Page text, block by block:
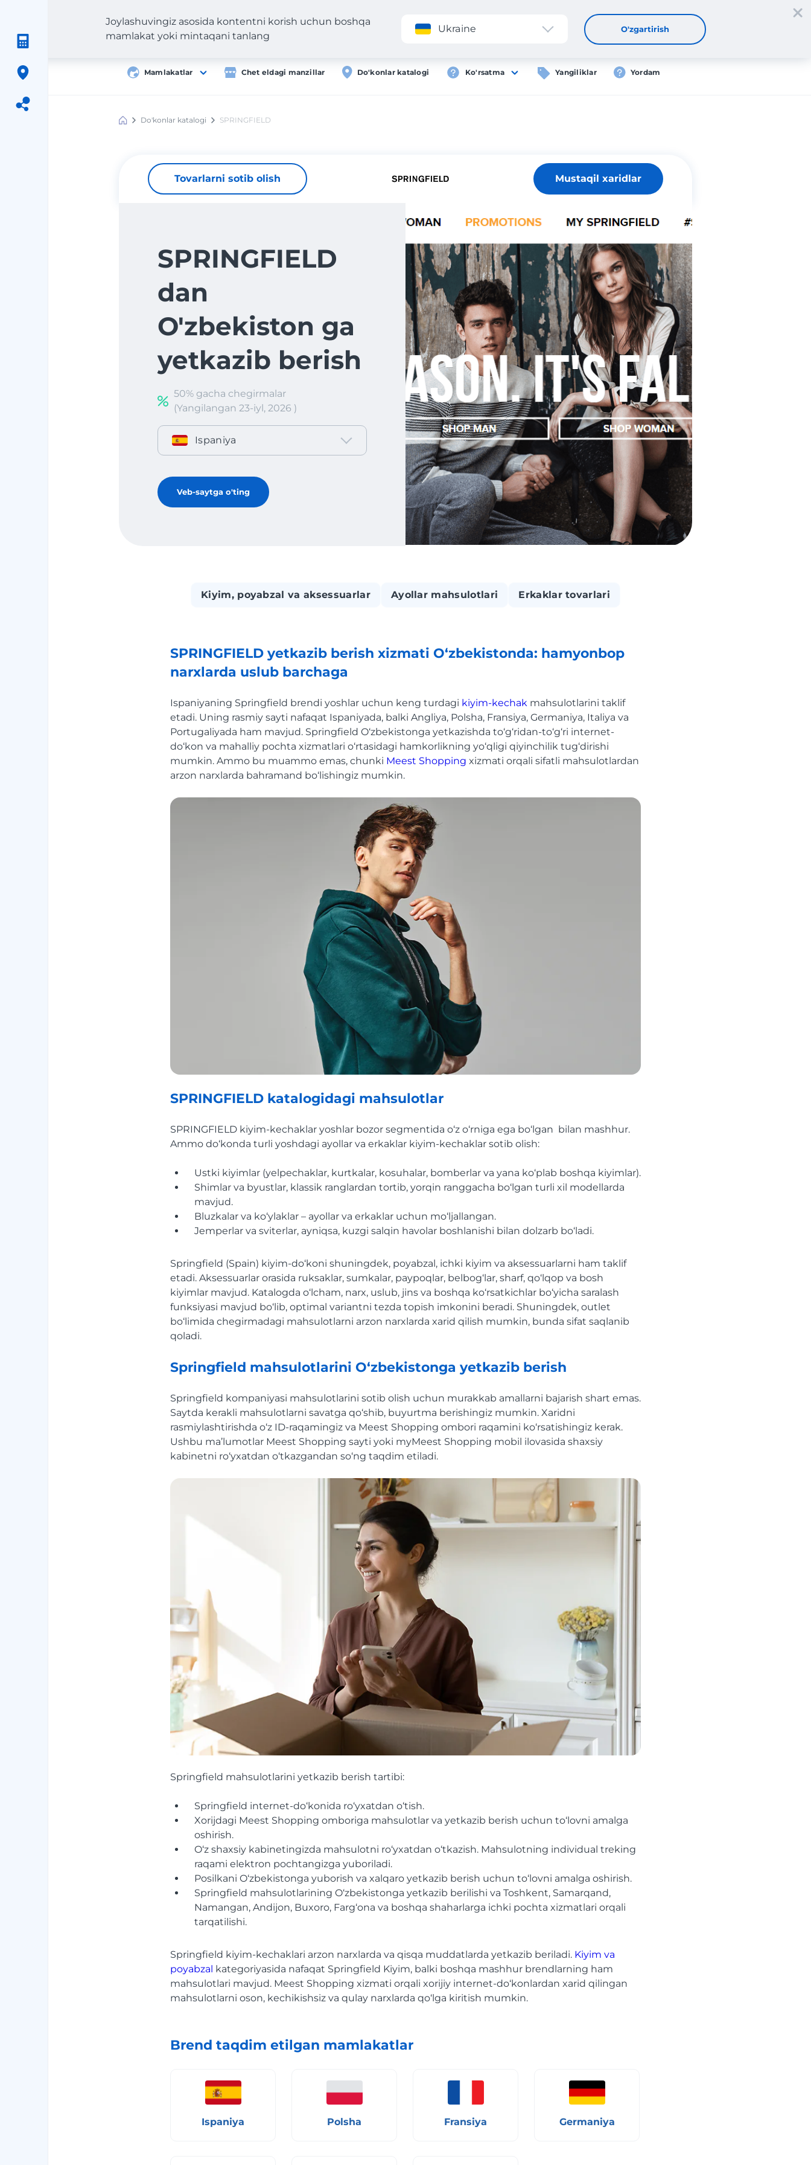
Ilova Roʻyxatdan oʻtish Kirish UZ
Mamlakatlar Chet eldagi manzillar Do'konlar katalogi Ko'rsatma Yangiliklar Yordam
Joylashuvingiz asosida kontentni korish uchun boshqa
mamlakat yoki mintaqani tanlang
Ukraine O'zgartirish
Meest
Do'konlar katalogi SPRINGFIELD
Tovarlarni sotib olish Mustaqil xaridlar
SPRINGFIELD
dan
O'zbekiston ga
yetkazib berish
50% gacha chegirmalar
(Yangilangan 23-iyl, 2026 )
Ispaniya
Veb-saytga o'ting
Kiyim, poyabzal va aksessuarlar Ayollar mahsulotlari Erkaklar tovarlari
SPRINGFIELD yetkazib berish xizmati O‘zbekistonda: hamyonbop
narxlarda uslub barchaga
Ispaniyaning Springfield brendi yoshlar uchun keng turdagi kiyim-kechak mahsulotlarini taklif
etadi. Uning rasmiy sayti nafaqat Ispaniyada, balki Angliya, Polsha, Fransiya, Germaniya, Italiya va
Portugaliyada ham mavjud. Springfield O‘zbekistonga yetkazishda to‘g‘ridan-to‘g‘ri internet-
do‘kon va mahalliy pochta xizmatlari o‘rtasidagi hamkorlikning yo‘qligi qiyinchilik tug‘dirishi
mumkin. Ammo bu muammo emas, chunki Meest Shopping xizmati orqali sifatli mahsulotlardan
arzon narxlarda bahramand bo‘lishingiz mumkin.
SPRINGFIELD katalogidagi mahsulotlar
SPRINGFIELD kiyim-kechaklar yoshlar bozor segmentida o‘z o‘rniga ega bo‘lgan bilan mashhur.
Ammo do‘konda turli yoshdagi ayollar va erkaklar kiyim-kechaklar sotib olish:
Ustki kiyimlar (yelpechaklar, kurtkalar, kosuhalar, bomberlar va yana ko‘plab boshqa kiyimlar).
Shimlar va byustlar, klassik ranglardan tortib, yorqin ranggacha bo‘lgan turli xil modellarda
mavjud.
Bluzkalar va ko‘ylaklar – ayollar va erkaklar uchun mo‘ljallangan.
Jemperlar va sviterlar, ayniqsa, kuzgi salqin havolar boshlanishi bilan dolzarb bo‘ladi.
Springfield (Spain) kiyim-do‘koni shuningdek, poyabzal, ichki kiyim va aksessuarlarni ham taklif
etadi. Aksessuarlar orasida ruksaklar, sumkalar, paypoqlar, belbog‘lar, sharf, qo‘lqop va bosh
kiyimlar mavjud. Katalogda o‘lcham, narx, uslub, jins va boshqa ko‘rsatkichlar bo‘yicha saralash
funksiyasi mavjud bo‘lib, optimal variantni tezda topish imkonini beradi. Shuningdek, outlet
bo‘limida chegirmadagi mahsulotlarni arzon narxlarda xarid qilish mumkin, bunda sifat saqlanib
qoladi.
Springfield mahsulotlarini O‘zbekistonga yetkazib berish
Springfield kompaniyasi mahsulotlarini sotib olish uchun murakkab amallarni bajarish shart emas.
Saytda kerakli mahsulotlarni savatga qo‘shib, buyurtma berishingiz mumkin. Xaridni
rasmiylashtirishda o‘z ID-raqamingiz va Meest Shopping ombori raqamini ko‘rsatishingiz kerak.
Ushbu ma’lumotlar Meest Shopping sayti yoki myMeest Shopping mobil ilovasida shaxsiy
kabinetni ro‘yxatdan o‘tkazgandan so‘ng taqdim etiladi.
Springfield mahsulotlarini yetkazib berish tartibi:
Springfield internet-do‘konida ro‘yxatdan o‘tish.
Xorijdagi Meest Shopping omboriga mahsulotlar va yetkazib berish uchun to‘lovni amalga
oshirish.
O‘z shaxsiy kabinetingizda mahsulotni ro‘yxatdan o‘tkazish. Mahsulotning individual treking
raqami elektron pochtangizga yuboriladi.
Posilkani O‘zbekistonga yuborish va xalqaro yetkazib berish uchun to‘lovni amalga oshirish.
Springfield mahsulotlarining O‘zbekistonga yetkazib berilishi va Toshkent, Samarqand,
Namangan, Andijon, Buxoro, Farg‘ona va boshqa shaharlarga ichki pochta xizmatlari orqali
tarqatilishi.
Springfield kiyim-kechaklari arzon narxlarda va qisqa muddatlarda yetkazib beriladi. Kiyim va
poyabzal kategoriyasida nafaqat Springfield Kiyim, balki boshqa mashhur brendlarning ham
mahsulotlari mavjud. Meest Shopping xizmati orqali xorijiy internet-do‘konlardan xarid qilingan
mahsulotlarni oson, kechikishsiz va qulay narxlarda qo‘lga kiritish mumkin.
Brend taqdim etilgan mamlakatlar
Ispaniya Polsha Fransiya Germaniya